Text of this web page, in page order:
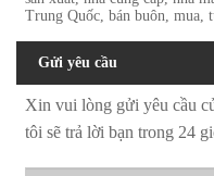
Trung Quốc, bán buôn, mua,
Gửi yêu cầu
Xin vui lòng gửi yêu cầu
tôi sẽ trả lời bạn trong 24